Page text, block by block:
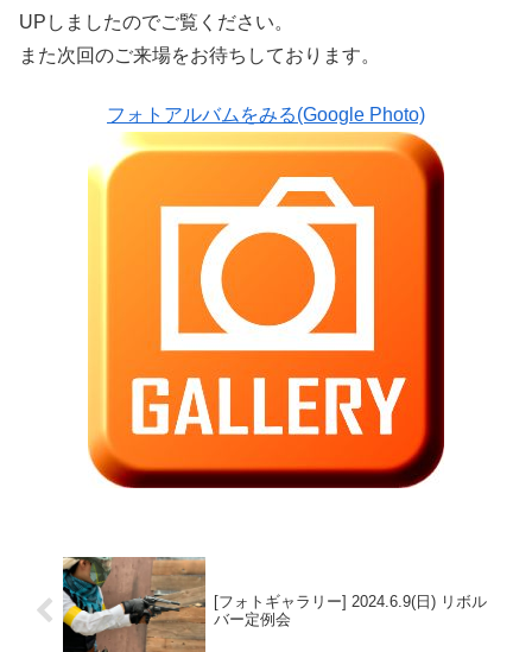
UPしましたのでご覧ください。
また次回のご来場をお待ちしております。
フォトアルバムをみる(Google Photo)
[フォトギャラリー] 2024.6.9(日) リボル
バー定例会